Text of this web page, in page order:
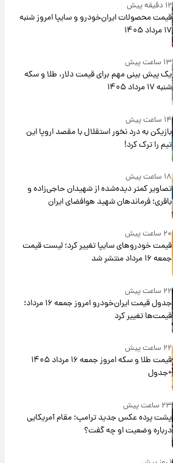
۱۲ دقیقه پیش
قیمت محصولات ایران‌خودرو و سایپا امروز شنبه
۱۷ مرداد ۱۴۰۵
۱۳ ساعت پیش
یک پیش ‌بینی مهم برای قیمت دلار، طلا و سکه
شنبه ۱۷ مرداد ۱۴۰۵
۱۴ ساعت پیش
بازیکن به درد نخور استقلال با مقصد اروپا این
تیم را ترک کرد!
۱۸ ساعت پیش
تصاویر کمتر دیده‌شده از شهیدان حاجی‌زاده و
باقری؛ فرماندهان شهید هوافضای ایران
۲۰ ساعت پیش
قیمت خودروهای سایپا تغییر کرد؛ لیست قیمت
جمعه ۱۶ مرداد منتشر شد
۲۲ ساعت پیش
جدول قیمت ایران‌خودرو امروز جمعه ۱۶ مرداد؛
قیمت‌ها تغییر کرد
۲۲ ساعت پیش
قیمت طلا و سکه امروز جمعه ۱۶ مرداد ۱۴۰۵
+جدول
۲۳ ساعت پیش
پشت پرده عکس جدید ترامپ؛ مقام آمریکایی
درباره وضعیت او چه گفت؟